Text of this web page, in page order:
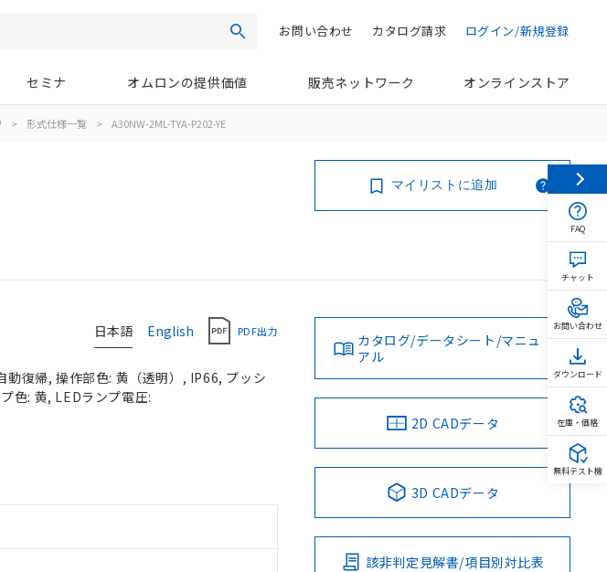
検索 ログイン/新規登録
カタログ請求
お問い合わせ
セミナ オムロンの提供価値 販売ネットワーク オンラインストア
> 形式仕様一覧 > A30NW-2ML-TYA-P202-YE
マイリストに追加
日本語 English PDF出力
復帰, 操作部色: 黄（透明）, IP66, プッシ
色: 黄, LEDランプ電圧:
カタログ/データシート/マニュ
アル
2D CADデータ
3D CADデータ
該非判定見解書/項目別対比表
FAQ
チャット
お問い合わせ
ダウンロード
在庫・価格
無料テスト機